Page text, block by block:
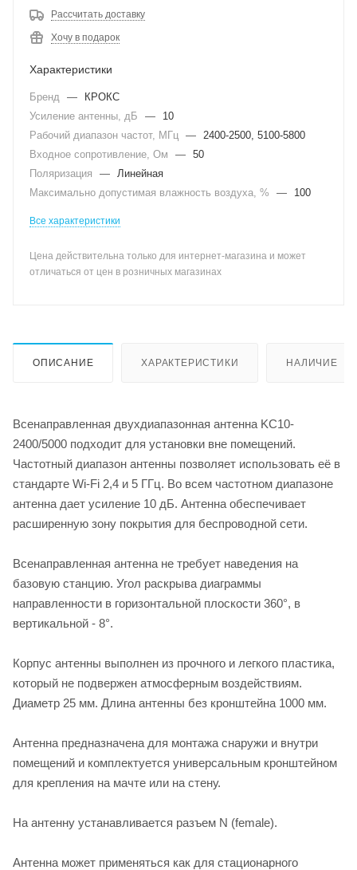
Рассчитать доставку
Хочу в подарок
Характеристики
Бренд —
КРОКС
Усиление антенны, дБ
—
10
Рабочий диапазон частот, МГц — 2400-2500, 5100-5800
Входное сопротивление, Ом
— 50
Поляризация
— Линейная
Максимально допустимая влажность воздуха, %
— 100
Все характеристики
Цена действительна только для интернет-магазина и может
отличаться от цен в розничных магазинах
ОПИСАНИЕ ХАРАКТЕРИСТИКИ НАЛИЧИЕ
Всенаправленная двухдиапазонная антенна KC10-
2400/5000 подходит для установки вне помещений.
Частотный диапазон антенны позволяет использовать её в
стандарте Wi-Fi 2,4 и 5 ГГц. Во всем частотном диапазоне
антенна дает усиление 10 дБ. Антенна обеспечивает
расширенную зону покрытия для беспроводной сети.
Всенаправленная антенна не требует наведения на
базовую станцию. Угол раскрыва диаграммы
направленности в горизонтальной плоскости 360°, в
вертикальной - 8°.
Корпус антенны выполнен из прочного и легкого пластика,
который не подвержен атмосферным воздействиям.
Диаметр 25 мм. Длина антенны без кронштейна 1000 мм.
Антенна предназначена для монтажа снаружи и внутри
помещений и комплектуется универсальным кронштейном
для крепления на мачте или на стену.
На антенну устанавливается разъем N (female).
Антенна может применяться как для стационарного